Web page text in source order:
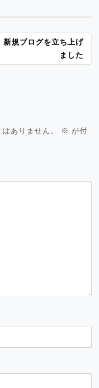
新規ブログを立ち上げ
ました
ありません。 ※ が付